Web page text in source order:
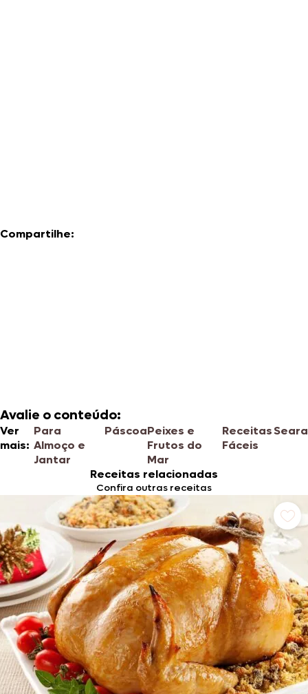
Compartilhe:
Avalie o conteúdo:
Ver
mais:
Para
Almoço e
Jantar
PáscoaPeixes e
Frutos do
Mar
Receitas
Fáceis
Seara
Receitas relacionadas
Confira outras receitas